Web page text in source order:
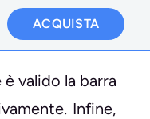
ACQUISTA
valido la barra
Infine,